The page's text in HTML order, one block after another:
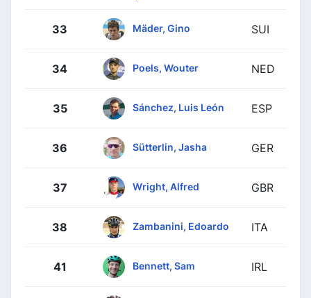
33 Mäder, Gino SUI
34 Poels, Wouter NED
35 Sánchez, Luis León ESP
36 Sütterlin, Jasha GER
37 Wright, Alfred GBR
38 Zambanini, Edoardo ITA
41 Bennett, Sam IRL